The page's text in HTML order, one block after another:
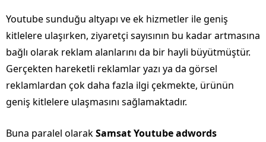
Youtube sunduğu altyapı ve ek hizmetler ile geniş
kitlelere ulaşırken, ziyaretçi sayısının bu kadar artmasına
bağlı olarak reklam alanlarını da bir hayli büyütmüştür.
Gerçekten hareketli reklamlar yazı ya da görsel
reklamlardan çok daha fazla ilgi çekmekte, ürünün
geniş kitlelere ulaşmasını sağlamaktadır.
Buna paralel olarakSamsat Youtube adwords